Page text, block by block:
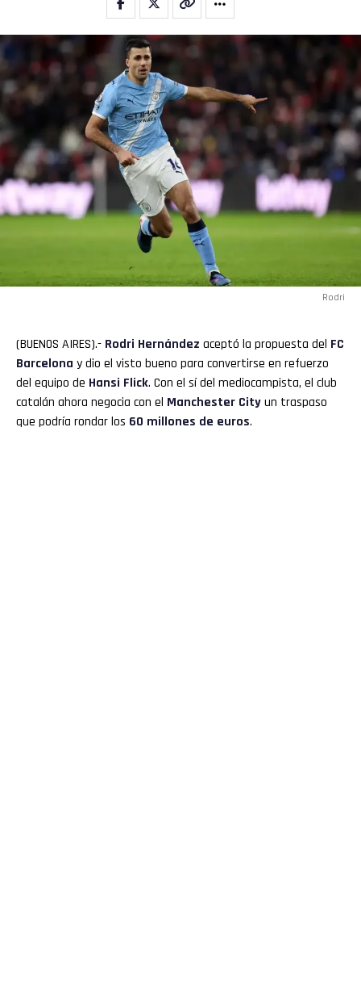
Rodri
(BUENOS AIRES).- Rodri Hernández aceptó la propuesta del FC
Barcelona y dio el visto bueno para convertirse en refuerzo
del equipo de Hansi Flick. Con el sí del mediocampista, el club
catalán ahora negocia con el Manchester Cityun traspaso
que podría rondar los 60 millones de euros.